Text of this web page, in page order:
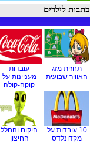
כתבות לילדים
תחזית מזג
האוויר שבועית
עובדות
מעניינות על
קוקה-קולה
10 עובדות על
מקדונלדס
היקום והחלל
החיצון